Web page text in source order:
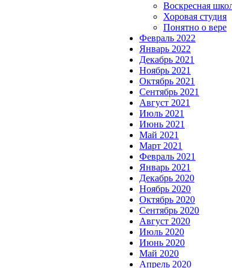
Воскресная
Хоровая студия
Понятно о вере
Февраль 2022
Январь 2022
Декабрь 2021
Ноябрь 2021
Октябрь 2021
Сентябрь 2021
Август 2021
Июль 2021
Июнь 2021
Май 2021
Март 2021
Февраль 2021
Январь 2021
Декабрь 2020
Ноябрь 2020
Октябрь 2020
Сентябрь 2020
Август 2020
Июль 2020
Июнь 2020
Май 2020
Апрель 2020